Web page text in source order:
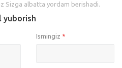
Sizga albatta yordam berishadi.
yuborish
Ismingiz *